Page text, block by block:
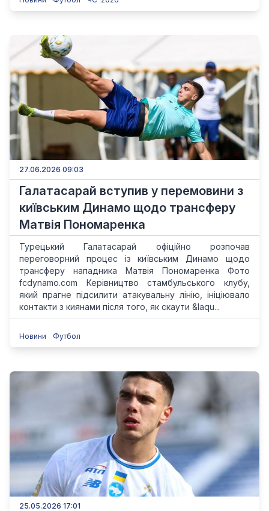
27.06.2026 09:03
Галатасарай вступив у перемовини з
київським Динамо щодо трансферу
Матвія Пономаренка
Турецький Галатасарай офіційно розпочав
переговорний процес із київським Динамо щодо
трансферу нападника Матвія Пономаренка Фото
fcdynamo.com Керівництво стамбульського клубу,
який прагне підсилити атакувальну лінію, ініціювало
контакти з киянами після того, як скаути &laqu...
Новини Футбол
25.05.2026 17:01